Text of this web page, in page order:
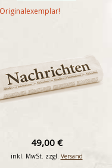
49,00 €
inkl. MwSt. zzgl. Versand